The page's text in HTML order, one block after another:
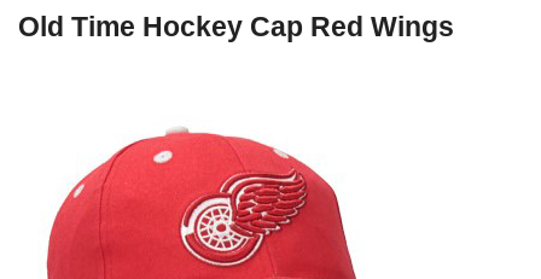
Old Time Hockey Cap Red Wings